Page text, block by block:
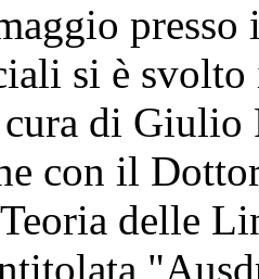
si è
di Giulio
con il
delle